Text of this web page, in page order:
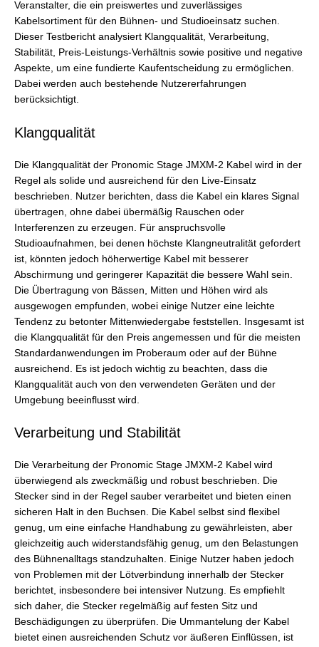
Veranstalter, die ein preiswertes und zuverlässiges
Kabelsortiment für den Bühnen- und Studioeinsatz suchen.
Dieser Testbericht analysiert Klangqualität, Verarbeitung,
Stabilität, Preis-Leistungs-Verhältnis sowie positive und negative
Aspekte, um eine fundierte Kaufentscheidung zu ermöglichen.
Dabei werden auch bestehende Nutzererfahrungen
berücksichtigt.
Klangqualität
Die Klangqualität der Pronomic Stage JMXM-2 Kabel wird in der
Regel als solide und ausreichend für den Live-Einsatz
beschrieben. Nutzer berichten, dass die Kabel ein klares Signal
übertragen, ohne dabei übermäßig Rauschen oder
Interferenzen zu erzeugen. Für anspruchsvolle
Studioaufnahmen, bei denen höchste Klangneutralität gefordert
ist, könnten jedoch höherwertige Kabel mit besserer
Abschirmung und geringerer Kapazität die bessere Wahl sein.
Die Übertragung von Bässen, Mitten und Höhen wird als
ausgewogen empfunden, wobei einige Nutzer eine leichte
Tendenz zu betonter Mittenwiedergabe feststellen. Insgesamt ist
die Klangqualität für den Preis angemessen und für die meisten
Standardanwendungen im Proberaum oder auf der Bühne
ausreichend. Es ist jedoch wichtig zu beachten, dass die
Klangqualität auch von den verwendeten Geräten und der
Umgebung beeinflusst wird.
Verarbeitung und Stabilität
Die Verarbeitung der Pronomic Stage JMXM-2 Kabel wird
überwiegend als zweckmäßig und robust beschrieben. Die
Stecker sind in der Regel sauber verarbeitet und bieten einen
sicheren Halt in den Buchsen. Die Kabel selbst sind flexibel
genug, um eine einfache Handhabung zu gewährleisten, aber
gleichzeitig auch widerstandsfähig genug, um den Belastungen
des Bühnenalltags standzuhalten. Einige Nutzer haben jedoch
von Problemen mit der Lötverbindung innerhalb der Stecker
berichtet, insbesondere bei intensiver Nutzung. Es empfiehlt
sich daher, die Stecker regelmäßig auf festen Sitz und
Beschädigungen zu überprüfen. Die Ummantelung der Kabel
bietet einen ausreichenden Schutz vor äußeren Einflüssen, ist